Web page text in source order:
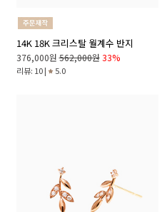
14K 18K 크리스탈 월계수 반지
376,000원 562,000원 33%
리뷰: 10 | 5.0